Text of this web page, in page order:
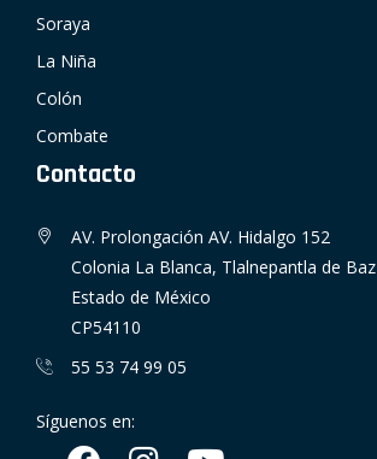
Soraya
La Niña
Colón
Combate
Contacto
AV. Prolongación AV. Hidalgo 152
Colonia La Blanca, Tlalnepantla de Baz
Estado de México
CP54110
55 53 74 99 05
Síguenos en: